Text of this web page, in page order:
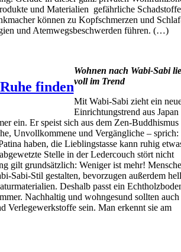
und Mate­ria­li­en gefähr­li­che Schad­stof­fe
kön­nen zu Kopf­schmer­zen und
und Atem­wegs­be­schwer­den füh­ren. (…)
finden
Woh­nen nach Wabi-Sabi
voll im Trend
Mit Wabi-Sabi zieht ein
Ein­rich­tungs­trend aus Japan
ein. Er speist sich aus dem Zen-Bud­dhis­mus
Unvoll­kom­me­ne und Ver­gäng­li­che – sprich:
haben, die Lieb­lings­tas­se kann ruhig
Stel­le in der Leder­couch stört nicht
gilt grund­sätz­lich: Weni­ger ist mehr!
Sabi-Stil gestal­ten, bevor­zu­gen außer­dem
Des­halb passt ein
Nach­hal­tig und wohn­ge­sund soll­ten auch
Ver­le­ge­werk­stof­fe sein. Man erkennt sie am